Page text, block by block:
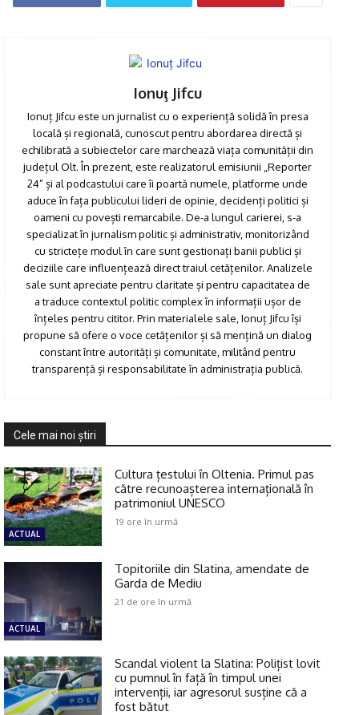
Ionuţ Jifcu
Ionuț Jifcu este un jurnalist cu o experiență solidă în presa
locală și regională, cunoscut pentru abordarea directă și
echilibrată a subiectelor care marchează viața comunității din
județul Olt. În prezent, este realizatorul emisiunii „Reporter
24” și al podcastului care îi poartă numele, platforme unde
aduce în fața publicului lideri de opinie, decidenți politici și
oameni cu povești remarcabile. De-a lungul carierei, s-a
specializat în jurnalism politic și administrativ, monitorizând
cu strictețe modul în care sunt gestionați banii publici și
deciziile care influențează direct traiul cetățenilor. Analizele
sale sunt apreciate pentru claritate și pentru capacitatea de
a traduce contextul politic complex în informații ușor de
înțeles pentru cititor. Prin materialele sale, Ionuț Jifcu își
propune să ofere o voce cetățenilor și să mențină un dialog
constant între autorități și comunitate, militând pentru
transparență și responsabilitate în administrația publică.
Cele mai noi ştiri
ACTUAL
Cultura țestului în Oltenia. Primul pas
către recunoașterea internațională în
patrimoniul UNESCO
19 ore în urmă
ACTUAL
Topitoriile din Slatina, amendate de
Garda de Mediu
21 de ore în urmă
Scandal violent la Slatina: Polițist lovit
cu pumnul în față în timpul unei
intervenții, iar agresorul susține că a
fost bătut